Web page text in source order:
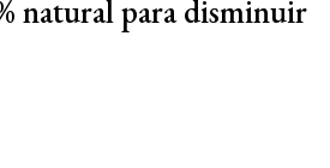
natural para disminuir